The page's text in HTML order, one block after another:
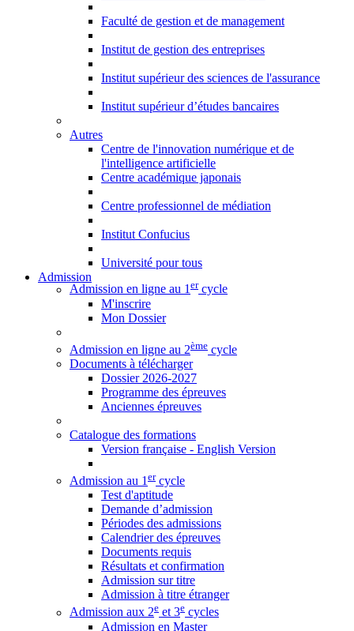
Faculté de gestion et de management
Institut de gestion des entreprises
Institut supérieur des sciences de l'assurance
Institut supérieur d’études bancaires
Autres
Centre de l'innovation numérique et de
l'intelligence artificielle
Centre académique japonais
Centre professionnel de médiation
Institut Confucius
Université pour tous
Admission
Admission en ligne au 1ercycle
M'inscrire
Mon Dossier
Admission en ligne au 2ème cycle
Documents à télécharger
Dossier 2026-2027
Programme des épreuves
Anciennes épreuves
Catalogue des formations
Version française - English Version
Admission au 1 ercycle
Test d'aptitude
Demande d’admission
Périodes des admissions
Calendrier des épreuves
Documents requis
Résultats et confirmation
Admission sur titre
Admission à titre étranger
Admission aux 2e et 3e cycles
Admission en Master